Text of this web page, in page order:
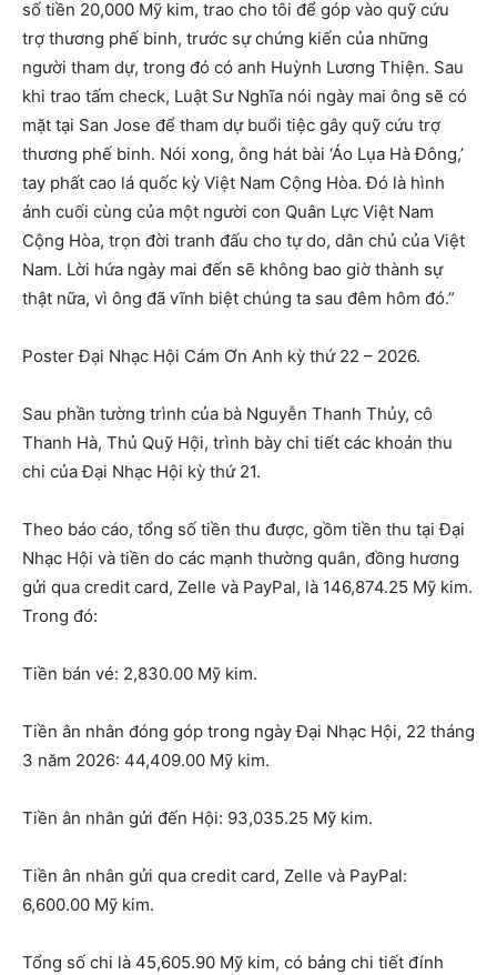
số tiền 20,000 Mỹ kim, trao cho tôi để góp vào quỹ cứu
trợ thương phế binh, trước sự chứng kiến của những
người tham dự, trong đó có anh Huỳnh Lương Thiện. Sau
khi trao tấm check, Luật Sư Nghĩa nói ngày mai ông sẽ có
mặt tại San Jose để tham dự buổi tiệc gây quỹ cứu trợ
thương phế binh. Nói xong, ông hát bài ‘Áo Lụa Hà Đông,’
tay phất cao lá quốc kỳ Việt Nam Cộng Hòa. Đó là hình
ảnh cuối cùng của một người con Quân Lực Việt Nam
Cộng Hòa, trọn đời tranh đấu cho tự do, dân chủ của Việt
Nam. Lời hứa ngày mai đến sẽ không bao giờ thành sự
thật nữa, vì ông đã vĩnh biệt chúng ta sau đêm hôm đó.”
Poster Đại Nhạc Hội Cám Ơn Anh kỳ thứ 22 – 2026.
Sau phần tường trình của bà Nguyễn Thanh Thủy, cô
Thanh Hà, Thủ Quỹ Hội, trình bày chi tiết các khoản thu
chi của Đại Nhạc Hội kỳ thứ 21.
Theo báo cáo, tổng số tiền thu được, gồm tiền thu tại Đại
Nhạc Hội và tiền do các mạnh thường quân, đồng hương
gửi qua credit card, Zelle và PayPal, là 146,874.25 Mỹ kim.
Trong đó:
Tiền bán vé: 2,830.00 Mỹ kim.
Tiền ân nhân đóng góp trong ngày Đại Nhạc Hội, 22 tháng
3 năm 2026: 44,409.00 Mỹ kim.
Tiền ân nhân gửi đến Hội: 93,035.25 Mỹ kim.
Tiền ân nhân gửi qua credit card, Zelle và PayPal:
6,600.00 Mỹ kim.
Tổng số chi là 45,605.90 Mỹ kim, có bảng chi tiết đính